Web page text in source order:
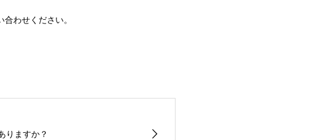
わせください。
りますか？